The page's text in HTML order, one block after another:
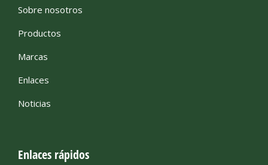
Sobre nosotros
Productos
Marcas
Enlaces
Noticias
Enlaces rápidos